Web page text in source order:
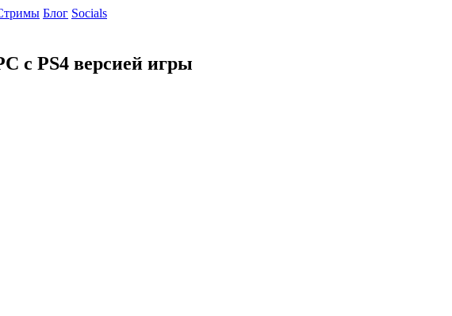
Блог Socials
с PS4 версией игры